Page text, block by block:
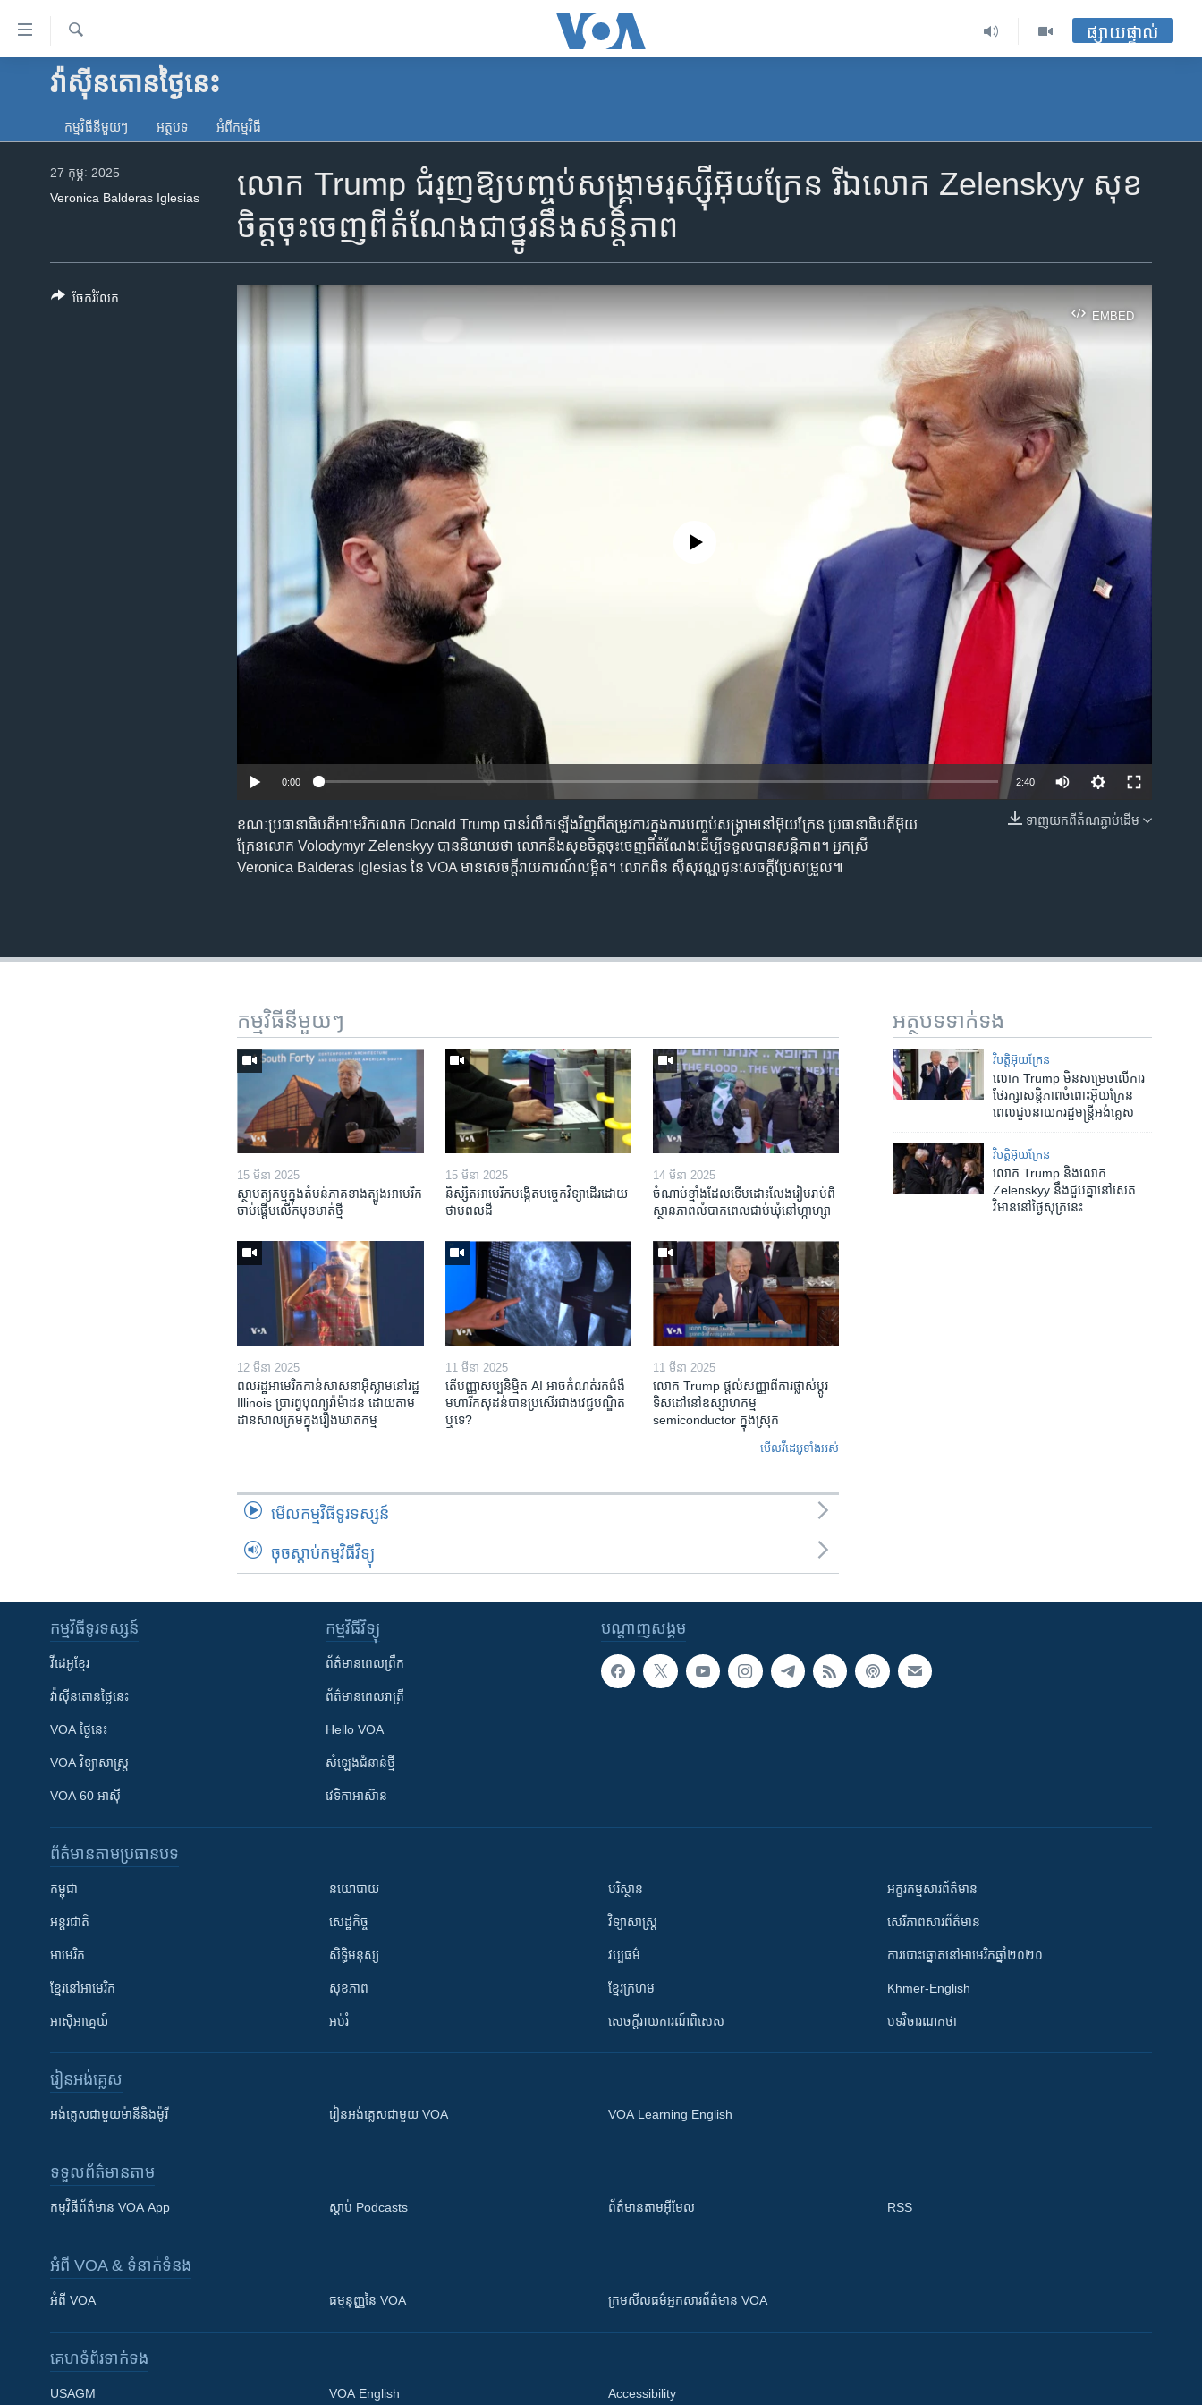
ទៅ​
គេហទំព័រ​
ទាក់ទង
និង​អាមេរិក
ទូរទស្សន៍ / វីដេអូ​
ស្វែង​
រក
ផ្សាយផ្ទាល់
វ៉ាស៊ីនតោន​ថ្ងៃ​នេះ
កម្មវិធី​នីមួយៗ អត្ថបទ​ អំពី​កម្មវិធី​
លោក Trump ជំរុញឱ្យបញ្ចប់សង្គ្រាមរុស្ស៊ីអ៊ុយក្រែន រីឯលោក Zelenskyy សុខ
ចិត្តចុះចេញពីតំណែងជាថ្នូរនឹងសន្តិភាព
27 កុម្ភៈ 2025
​Veronica Balderas Iglesias
EMBED
EMBED
720p 1080p
No media source currently available
0:00 2:40
240p
ទាញ​យក​ពី​តំណភ្ជាប់​ដើម
ខណៈប្រធានាធិបតីអាមេរិកលោក Donald Trump បានរំលឹកឡើងវិញពីតម្រូវការក្នុងការបញ្ចប់សង្រ្គាមនៅអ៊ុយក្រែន ប្រធានាធិបតីអ៊ុយ
ក្រែនលោក Volodymyr Zelenskyy បាននិយាយថា លោកនឹងសុខចិត្តចុះចេញពីតំណែងដើម្បីទទួលបានសន្តិភាព។ អ្នកស្រី
Veronica Balderas Iglesias នៃ VOA មានសេចក្តីរាយការណ៍លម្អិត។ លោកពិន ស៊ីសុវណ្ណជូនសេចក្តីប្រែសម្រួល៕
ចែករំលែក
អត្ថបទ​ទាក់ទង
វិបត្តិអ៊ុយក្រែន
លោក Trump មិន​សម្រេច​លើ​ការ​
ថែរក្សា​សន្តិភាព​​ចំពោះ​អ៊ុយក្រែន​
ពេល​​​ជួប​​នាយក​រដ្ឋមន្ត្រី​អង់គ្លេស
វិបត្តិអ៊ុយក្រែន
លោក Trump និង​លោក
Zelenskyy នឹង​ជួប​គ្នា​នៅ​សេត
វិមាន​នៅ​ថ្ងៃ​សុក្រ​នេះ
កម្មវិធី​នីមួយៗ
15 មីនា 2025
ស្ថាបត្យកម្ម​ក្នុង​តំបន់​ភាគ​ខាង​ត្បូង​អាមេរិក​
ចាប់ផ្តើម​លើក​មុខមាត់​ថ្មី
15 មីនា 2025
និស្សិត​អាមេរិក​បង្កើត​បច្ចេកវិទ្យា​ដើរ​ដោយ​
ថាមពល​ដី
14 មីនា 2025
ចំណាប់ខ្មាំង​ដែល​ទើប​ដោះលែង​រៀបរាប់​ពី​
ស្ថានភាព​​លំបាក​ពេល​ជាប់​ឃុំ​នៅ​ហ្កាហ្សា
12 មីនា 2025
ពលរដ្ឋអាមេរិក​កាន់សាសនា​អ៊ិស្លាម​នៅរដ្ឋ
Illinois ​ប្រារព្វបុណ្យរ៉ាម៉ាដន ​ដោយ​តាម​
ដាន​​សាលក្រមក្នុងរឿងឃាតកម្ម
11 មីនា 2025
តើ​បញ្ញាសប្បនិម្មិត​ AI អាច​កំណត់​រក​ជំងឺ
មហារីក​សុដន់​បាន​ប្រសើរ​ជាង​វេជ្ជបណ្ឌិត​
ឬ​ទេ?
11 មីនា 2025
លោក Trump ផ្តល់សញ្ញាពីការផ្លាស់ប្តូរ
ទិសដៅនៅឧស្សាហកម្ម
semiconductor ក្នុងស្រុក
មើល​វីដេអូ​ទាំង​អស់
មើល​កម្មវិធី​ទូរទស្សន៍
ចុចស្តាប់កម្មវិធីវិទ្យុ
បណ្តាញ​សង្គម
កម្មវិធី​ទូរទស្សន៍
វីដេអូ​ខ្មែរ
វ៉ាស៊ីនតោន​ថ្ងៃ​នេះ
VOA ថ្ងៃនេះ
VOA ​វិទ្យាសាស្ត្រ
VOA 60 អាស៊ី
កម្មវិធី​វិទ្យុ
ព័ត៌មាន​ពេល​ព្រឹក
ព័ត៌មាន​​ពេល​រាត្រី
Hello VOA
សំឡេង​ជំនាន់​ថ្មី
វេទិកា​អាស៊ាន
ព័ត៌មាន​តាមប្រធានបទ​
កម្ពុជា
អន្តរជាតិ
អាមេរិក
ខ្មែរ​នៅអាមេរិក
អាស៊ីអាគ្នេយ៍
នយោបាយ
សេដ្ឋកិច្ច
សិទ្ធិមនុស្ស
សុខភាព
អប់រំ
បរិស្ថាន
វិទ្យាសាស្រ្ត
វប្បធម៌
ខ្មែរក្រហម
សេចក្តីរាយការណ៍ពិសេស
អក្ខរកម្មសារព័ត៌មាន
សេរីភាពសារព័ត៌មាន
ការបោះឆ្នោតនៅអាមេរិកឆ្នាំ២០២០
Khmer-English
បទវិចារណកថា
រៀន​​អង់គ្លេស
អង់គ្លេស​ជាមួយ​ម៉ានី​និង​ម៉ូរី រៀន​​​​​​អង់គ្លេស​​ជាមួយ VOA VOA Learning English
ទទួល​ព័ត៌មាន​តាម
កម្មវិធី​ព័ត៌មាន VOA App ស្តាប់ Podcasts ព័ត៌មាន​តាម​អ៊ីមែល RSS
អំពី​ VOA & ទំនាក់ទំនង
អំពី​ VOA ធម្មនុញ្ញ​នៃ VOA ក្រម​​​សីលធម៌​​​អ្នក​​​សារព័ត៌មាន VOA
គេហទំព័រ​​ទាក់ទង
USAGM VOA English Accessibility